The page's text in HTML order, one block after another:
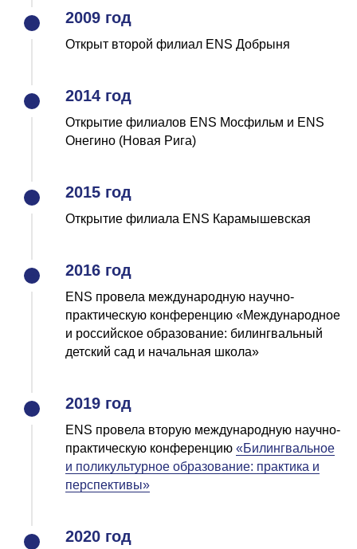
2009 год
Открыт второй филиал ENS Добрыня
2014 год
Открытие филиалов ENS Мосфильм и ENS
Онегино (Новая Рига)
2015 год
Открытие филиала ENS Карамышевская
2016 год
ENS провела международную научно-
практическую конференцию «Международное
и российское образование: билингвальный
детский сад и начальная школа»
2019 год
ENS провела вторую международную научно-
практическую конференцию «Билингвальное
и поликультурное образование: практика и
перспективы»
2020 год